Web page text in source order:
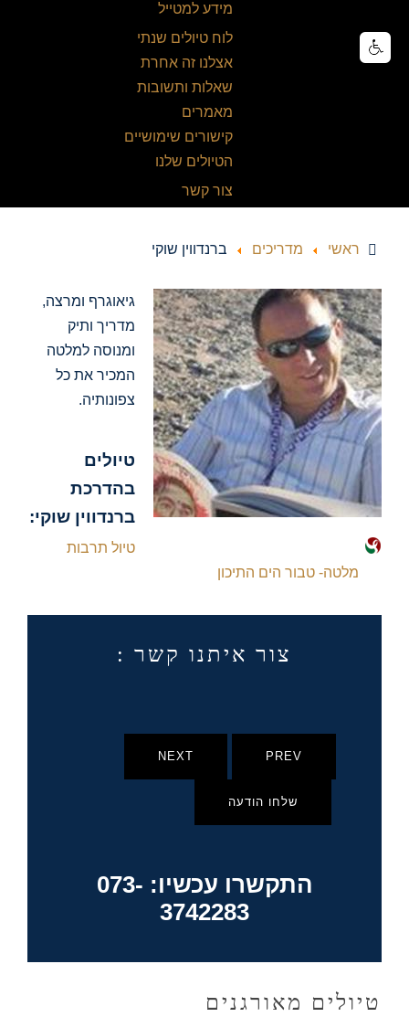
מידע למטייל
לוח טיולים שנתי
אצלנו זה אחרת
שאלות ותשובות
מאמרים
קישורים שימושיים
הטיולים שלנו
צור קשר
ראשי מדריכים ברנדווין שוקי
גיאוגרף ומרצה,
מדריך ותיק
ומנוסה למלטה
המכיר את כל
צפונותיה.
טיולים
בהדרכת
ברנדווין שוקי:
טיול תרבות
מלטה- טבור הים התיכון
צור איתנו קשר :
PREV
NEXT
שלחו הודעה
התקשרו עכשיו: 073-
3742283
טיולים מאורגנים